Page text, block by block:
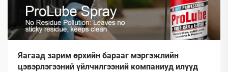
Яагаад зарим өрхийн барааг мэргэжлийн
цэвэрлэгээний үйлчилгээний компаниуд илүүд